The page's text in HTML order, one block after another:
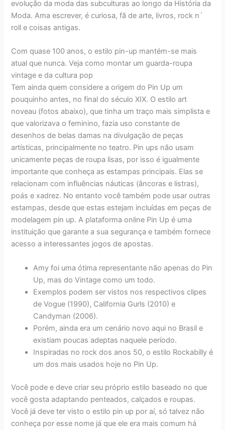
evolução da moda das subculturas ao longo da História da
Moda. Ama escrever, é curiosa, fã de arte, livros, rock n´
roll e coisas antigas.
Com quase 100 anos, o estilo pin-up mantém-se mais
atual que nunca. Veja como montar um guarda-roupa
vintage e da cultura pop
Tem ainda quem considere a origem do Pin Up um
pouquinho antes, no final do século XIX. O estilo art
noveau (fotos abaixo), que tinha um traço mais simplista e
que valorizava o feminino, fazia uso constante de
desenhos de belas damas na divulgação de peças
artísticas, principalmente no teatro. Pin ups não usam
unicamente peças de roupa lisas, por isso é igualmente
importante que conheça as estampas principais. Elas se
relacionam com influências náuticas (âncoras e listras),
poás e xadrez. No entanto você também pode usar outras
estampas, desde que estas estejam incluídas em peças de
modelagem pin up. A plataforma online Pin Up é uma
instituição que garante a sua segurança e também fornece
acesso a interessantes jogos de apostas.
Amy foi uma ótima representante não apenas do Pin
Up, mas do Vintage como um todo.
Exemplos podem ser vistos nos respectivos clipes
de Vogue (1990), California Gurls (2010) e
Candyman (2006).
Porém, ainda era um cenário novo aqui no Brasil e
existiam poucas adeptas naquele período.
Inspiradas no rock dos anos 50, o estilo Rockabilly é
um dos mais usados hoje no Pin Up.
Você pode e deve criar seu próprio estilo baseado no que
você gosta adaptando penteados, calçados e roupas.
Você já deve ter visto o estilo pin up por aí, só talvez não
conheça por esse nome já que ele era mais comum há